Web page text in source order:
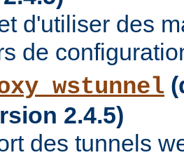
d'utiliser des
de
2.4.5)
des tunnels